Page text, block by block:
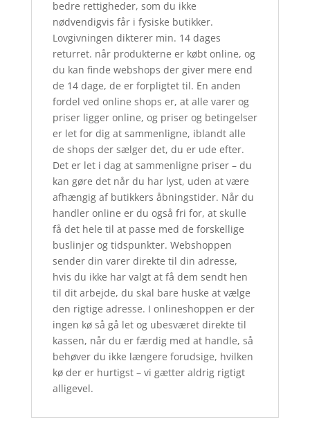
bedre rettigheder, som du ikke
nødvendigvis får i fysiske butikker.
Lovgivningen dikterer min. 14 dages
returret. når produkterne er købt online, og
du kan finde webshops der giver mere end
de 14 dage, de er forpligtet til. En anden
fordel ved online shops er, at alle varer og
priser ligger online, og priser og betingelser
er let for dig at sammenligne, iblandt alle
de shops der sælger det, du er ude efter.
Det er let i dag at sammenligne priser – du
kan gøre det når du har lyst, uden at være
afhængig af butikkers åbningstider. Når du
handler online er du også fri for, at skulle
få det hele til at passe med de forskellige
buslinjer og tidspunkter. Webshoppen
sender din varer direkte til din adresse,
hvis du ikke har valgt at få dem sendt hen
til dit arbejde, du skal bare huske at vælge
den rigtige adresse. I onlineshoppen er der
ingen kø så gå let og ubesværet direkte til
kassen, når du er færdig med at handle, så
behøver du ikke længere forudsige, hvilken
kø der er hurtigst – vi gætter aldrig rigtigt
alligevel.